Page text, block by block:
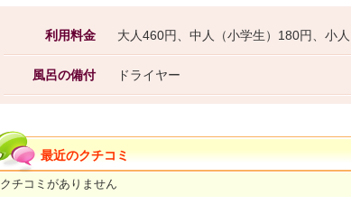
利用料金 大人460円、中人（小学生）180円、小
風呂の備付 ドライヤー
最近のクチコミ
クチコミがありません